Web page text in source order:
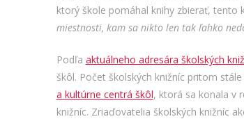
ktorý škole pomáhal knihy zbierať, tento
miestnosti, kam sa nikto len tak ľahko
Podľa aktuálneho adresára školských
škôl. Počet školských knižníc pritom
a kultúrne centrá škôl, ktorá sa konala v
knižníc. Zriaďovatelia školských knižníc